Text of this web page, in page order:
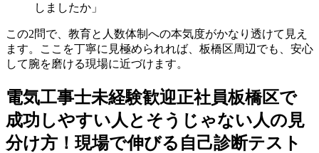
しましたか」
この2問で、教育と人数体制への本気度がかなり透けて見え
ます。ここを丁寧に見極められれば、板橋区周辺でも、安心
して腕を磨ける現場に近づけます。
電気工事士未経験歓迎正社員板橋区で
成功しやすい人とそうじゃない人の見
分け方！現場で伸びる自己診断テスト